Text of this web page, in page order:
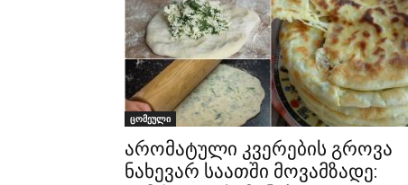
ცომეული
არომატული კვერების გროვა
ნახევარ საათში მოვამზადე: